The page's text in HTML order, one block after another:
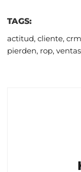
TAGS:
actitud, cliente, crm
pierden, rop, ventas